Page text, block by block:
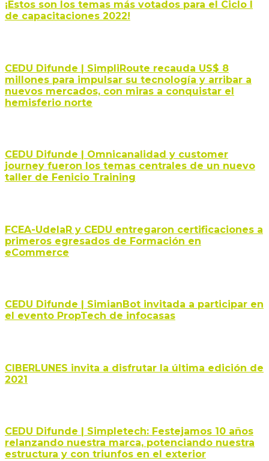
¡Estos son los temas más votados para el Ciclo I
de capacitaciones 2022!
CEDU Difunde | SimpliRoute recauda US$ 8
millones para impulsar su tecnología y arribar a
nuevos mercados, con miras a conquistar el
hemisferio norte
CEDU Difunde | Omnicanalidad y customer
journey fueron los temas centrales de un nuevo
taller de Fenicio Training
FCEA-UdelaR y CEDU entregaron certificaciones a
primeros egresados de Formación en
eCommerce
CEDU Difunde | SimianBot invitada a participar en
el evento PropTech de infocasas
CIBERLUNES invita a disfrutar la última edición de
2021
CEDU Difunde | Simpletech: Festejamos 10 años
relanzando nuestra marca, potenciando nuestra
estructura y con triunfos en el exterior